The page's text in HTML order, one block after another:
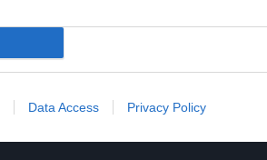
Data Access Privacy Policy